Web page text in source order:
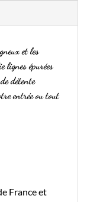
et les
lignes épurées
détente
entrée ou tout
France et